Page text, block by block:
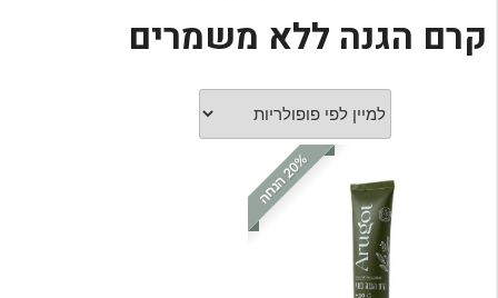
קרם הגנה ללא משמרים
2
0
%
ה
נ
ח
ה